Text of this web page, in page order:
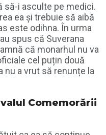
să-i asculte pe medici.
ea și trebuie să aibă
este odihna. În urma
spus că Suverana
că monarhul nu va
cel puțin două
nu a vrut să renunțe la
Comemorării